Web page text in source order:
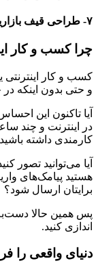
۷- طراحی قیف بازاریابی
چرا کسب‌ و کار
کسب‌ و کار اینترنتی
و حتی بدون اینکه
آیا تاکنون این
در اینترنت و چند
کارمندی داشته
آیا می‌توانید تصور
هستید پیامک‌های
برایتان ارسال شود؟
پس همین حالا
اندازی کنید.
دنیای واقعی را